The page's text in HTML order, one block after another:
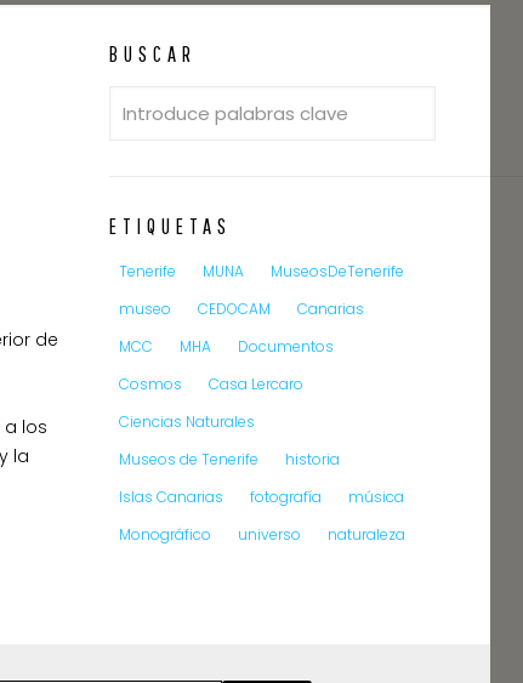
de
los
la
BUSCAR
ETIQUETAS
Tenerife MUNA
MuseosDeTenerife
museo
CEDOCAM
Canarias
MCC
MHA
Documentos
Cosmos
Casa Lercaro
Ciencias Naturales
Museos de Tenerife
historia
Islas Canarias
fotografía
música
Monográfico
universo naturaleza